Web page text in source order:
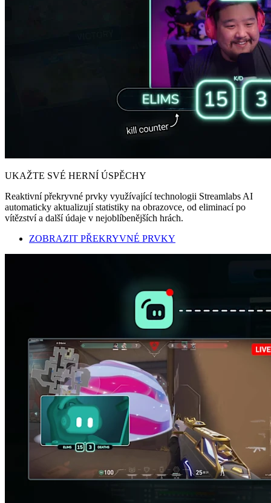
UKAŽTE SVÉ HERNÍ ÚSPĚCHY
Reaktivní překryvné prvky využívající technologii Streamlabs AI
automaticky aktualizují statistiky na obrazovce, od eliminací po
vítězství a další údaje v nejoblíbenějších hrách.
ZOBRAZIT PŘEKRYVNÉ PRVKY